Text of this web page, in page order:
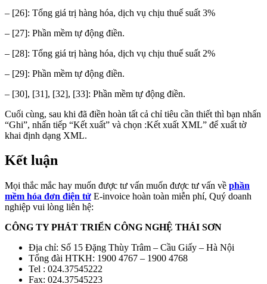
– [26]: Tổng giá trị hàng hóa, dịch vụ chịu thuế suất 3%
– [27]: Phần mềm tự động điền.
– [28]: Tổng giá trị hàng hóa, dịch vụ chịu thuế suất 2%
– [29]: Phần mềm tự động điền.
– [30], [31], [32], [33]: Phần mềm tự động điền.
Cuối cùng, sau khi đã điền hoàn tất cả chỉ tiêu cần thiết thì bạn nhấn
“Ghi”, nhấn tiếp “Kết xuất” và chọn :Kết xuất XML” để xuất tờ
khai định dạng XML.
Kết luận
Mọi thắc mắc hay muốn được tư vấn muốn được tư vấn về phần
mềm hóa đơn điện tử E-invoice hoàn toàn miễn phí, Quý doanh
nghiệp vui lòng liên hệ:
CÔNG TY PHÁT TRIỂN CÔNG NGHỆ THÁI SƠN
Địa chỉ: Số 15 Đặng Thùy Trâm – Cầu Giấy – Hà Nội
Tổng đài HTKH: 1900 4767 – 1900 4768
Tel : 024.37545222
Fax: 024.37545223